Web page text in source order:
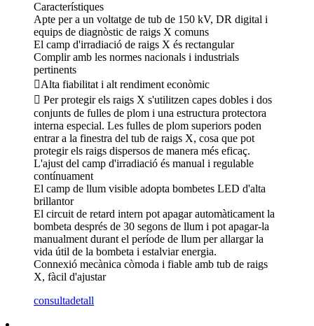
Característiques
Apte per a un voltatge de tub de 150 kV, DR digital i
equips de diagnòstic de raigs X comuns
El camp d'irradiació de raigs X és rectangular
Complir amb les normes nacionals i industrials
pertinents
Alta fiabilitat i alt rendiment econòmic
 Per protegir els raigs X s'utilitzen capes dobles i dos
conjunts de fulles de plom i una estructura protectora
interna especial. Les fulles de plom superiors poden
entrar a la finestra del tub de raigs X, cosa que pot
protegir els raigs dispersos de manera més eficaç.
L'ajust del camp d'irradiació és manual i regulable
contínuament
El camp de llum visible adopta bombetes LED d'alta
brillantor
El circuit de retard intern pot apagar automàticament la
bombeta després de 30 segons de llum i pot apagar-la
manualment durant el període de llum per allargar la
vida útil de la bombeta i estalviar energia.
Connexió mecànica còmoda i fiable amb tub de raigs
X, fàcil d'ajustar
consultadetall